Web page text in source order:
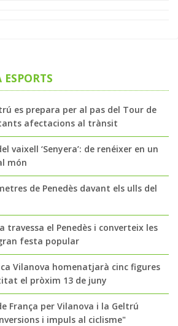
es prepara per al pas del Tour de
afectacions al trànsit
vaixell ‘Senyera’: de renéixer en un
món
de Penedès davant els ulls del
travessa el Penedès i converteix les
festa popular
Vilanova homenatjarà cinc figures
el pròxim 13 de juny
França per Vilanova i la Geltrú
i impuls al ciclisme"